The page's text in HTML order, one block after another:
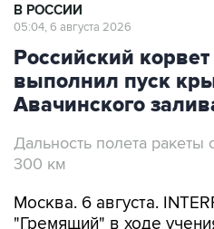
В РОССИИ
05:04, 6 августа 2026
Российский
выполнил пуск
Авачинского
Дальность полета ракеты
300 км
Москва. 6 августа.
"Гремящий" в ходе